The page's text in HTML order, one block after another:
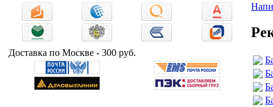
Доставка по Москве - 300 руб.